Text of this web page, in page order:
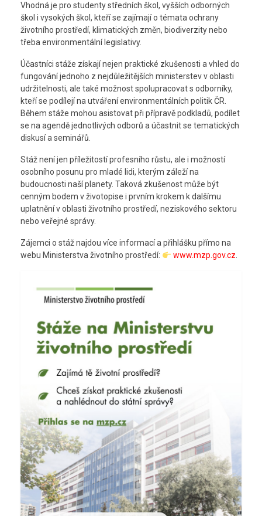
Vhodná je pro studenty středních škol, vyšších odborných
škol i vysokých škol, kteří se zajímají o témata ochrany
životního prostředí, klimatických změn, biodiverzity nebo
třeba environmentální legislativy.
Účastníci stáže získají nejen praktické zkušenosti a vhled do
fungování jednoho z nejdůležitějších ministerstev v oblasti
udržitelnosti, ale také možnost spolupracovat s odborníky,
kteří se podílejí na utváření environmentálních politik ČR.
Během stáže mohou asistovat při přípravě podkladů, podílet
se na agendě jednotlivých odborů a účastnit se tematických
diskusí a seminářů.
Stáž není jen příležitostí profesního růstu, ale i možností
osobního posunu pro mladé lidi, kterým záleží na
budoucnosti naší planety. Taková zkušenost může být
cenným bodem v životopise i prvním krokem k dalšímu
uplatnění v oblasti životního prostředí, neziskového sektoru
nebo veřejné správy.
Zájemci o stáž najdou více informací a přihlášku přímo na
webu Ministerstva životního prostředí:
www.mzp.gov.cz.